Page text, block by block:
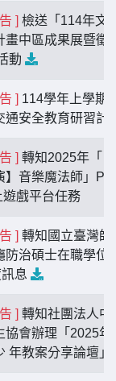
] 檢送「114年文
畫中區成果展暨徵
動
] 114學年上學期
通安全教育研習計
] 轉知2025年「
】音樂魔法師」
遊戲平台任務
] 轉知國立臺灣師
防治碩士在職學位
息
] 轉知社團法人中
協會辦理「2025年
年教案分享論壇」